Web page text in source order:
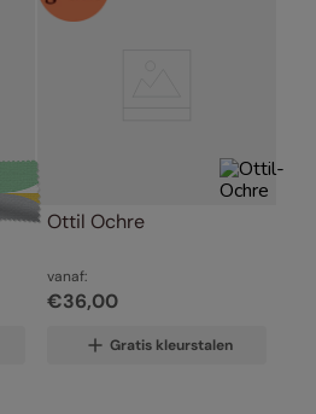
Ottil Ochre
vanaf:
€36,00
Gratis kleurstalen